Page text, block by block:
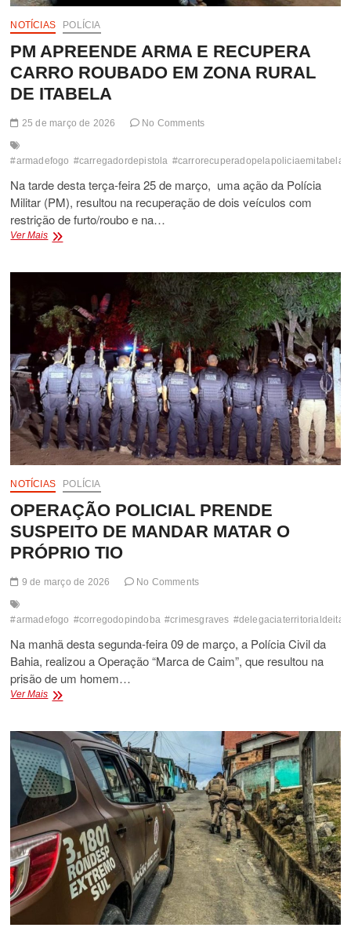
NOTÍCIAS POLÍCIA
PM APREENDE ARMA E RECUPERA
CARRO ROUBADO EM ZONA RURAL
DE ITABELA
25 de março de 2026 No Comments
#armadefogo #carregadordepistola #carrorecuperadopelapoliciaemitabela
Na tarde desta terça-feira 25 de março, uma ação da Polícia
Militar (PM), resultou na recuperação de dois veículos com
restrição de furto/roubo e na…
Ver MaisPM
CARRO
ROUBADO
EM
ZONA
RURAL
DE
ITABELA
NOTÍCIAS POLÍCIA
OPERAÇÃO POLICIAL PRENDE
SUSPEITO DE MANDAR MATAR O
PRÓPRIO TIO
9 de março de 2026 No Comments
#armadefogo #corregodopindoba #crimesgraves
Na manhã desta segunda-feira 09 de março, a Polícia Civil da
Bahia, realizou a Operação “Marca de Caim”, que resultou na
prisão de um homem…
Ver MaisOPERAÇÃO
SUSPEITO
DE
MANDAR
MATAR
O
PRÓPRIO
TIO